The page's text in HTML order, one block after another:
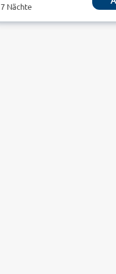
7 Nächte